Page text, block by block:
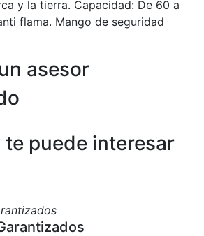
y la tierra. Capacidad: De 60 a
flama. Mango de seguridad
asesor
te puede interesar